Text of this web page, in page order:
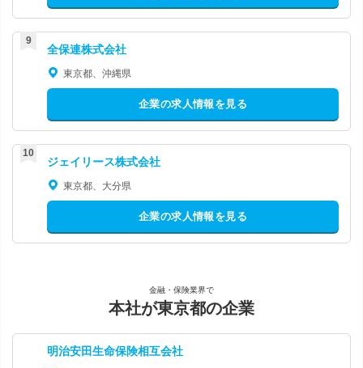
全保連株式会社
東京都、沖縄県
企業の求人情報を見る
ジェイリース株式会社
東京都、大分県
企業の求人情報を見る
金融・保険業界で
本社が東京都の企業
明治安田生命保険相互会社